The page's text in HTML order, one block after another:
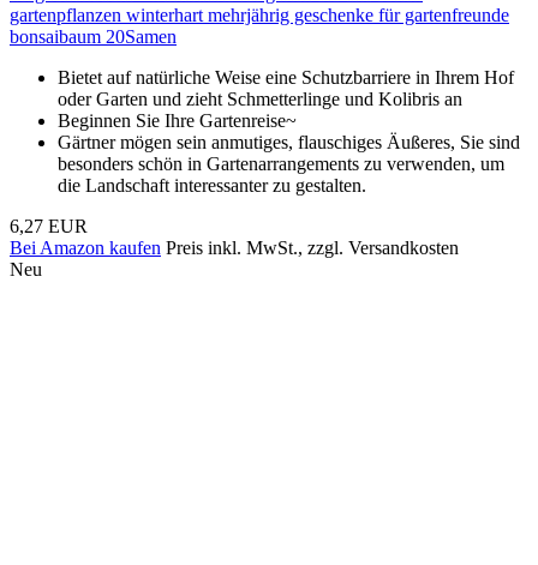
gartenpflanzen winterhart mehrjährig geschenke für gartenfreunde
bonsaibaum 20Samen
Bietet auf natürliche Weise eine Schutzbarriere in Ihrem Hof
oder Garten und zieht Schmetterlinge und Kolibris an
Beginnen Sie Ihre Gartenreise~
Gärtner mögen sein anmutiges, flauschiges Äußeres, Sie sind
besonders schön in Gartenarrangements zu verwenden, um
die Landschaft interessanter zu gestalten.
6,27 EUR
Bei Amazon kaufen Preis inkl. MwSt., zzgl. Versandkosten
Neu